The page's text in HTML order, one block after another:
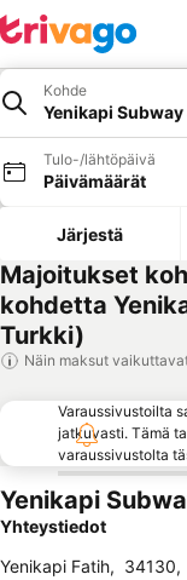
Kohde
Yenikapi
Tulo-/lähtöpäivä
Päivämäärät
Järjestä
Majoitukset
kohdetta
Turkki)
Näin maksut
Varaussivustoilta
jatkuvasti. Tämä
varaussivustolta
Yenikapi
Yhteystiedot
Yenikapi Fatih, 34130,